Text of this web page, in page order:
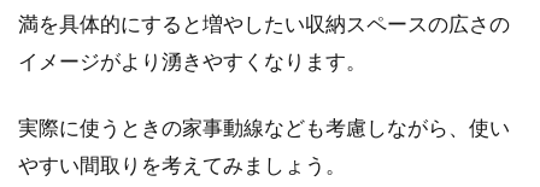
賃貸アパートの更新料！金額交渉は
できる？できない？
アパートなどの賃貸物件では、「更新料」が発
生する場合が多くあります。「アパートの更新
満を具体的にすると増やしたい収納スペースの広さの
イメージがより湧きやすくなります。
実際に使うときの家事動線なども考慮しながら、使い
やすい間取りを考えてみましょう。